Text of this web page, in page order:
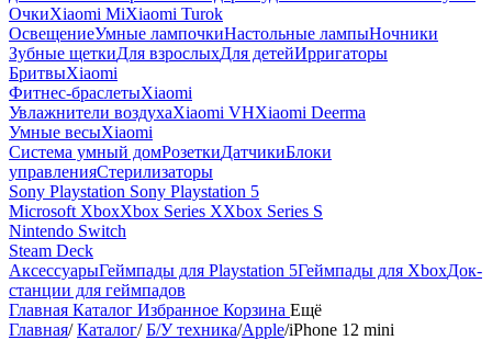
ОчкиXiaomi MiXiaomi Turok
ОсвещениеУмные лампочкиНастольные лампыНочники
Зубные щеткиДля взрослыхДля детейИрригаторы
БритвыXiaomi
Фитнес-браслетыXiaomi
Увлажнители воздухаXiaomi VHXiaomi Deerma
Умные весыXiaomi
Система умный домРозеткиДатчикиБлоки
управленияСтерилизаторы
Sony Playstation Sony Playstation 5
Microsoft XboxXbox Series XXbox Series S
Nintendo Switch
Steam Deck
АксессуарыГеймпады для Playstation 5Геймпады для XboxДок-
станции для геймпадов
Главная Каталог Избранное Корзина Ещё
Главная/ Каталог/ Б/У техника/Apple/iPhone 12 mini